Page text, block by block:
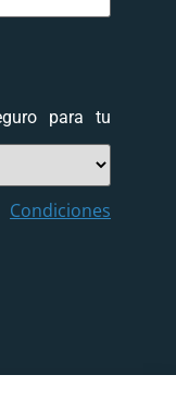
para tu
Condiciones